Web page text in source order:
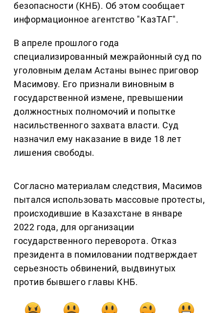
безопасности (КНБ). Об этом сообщает
информационное агентство "КазТАГ".
В апреле прошлого года
специализированный межрайонный суд по
уголовным делам Астаны вынес приговор
Масимову. Его признали виновным в
государственной измене, превышении
должностных полномочий и попытке
насильственного захвата власти. Суд
назначил ему наказание в виде 18 лет
лишения свободы.
Согласно материалам следствия, Масимов
пытался использовать массовые протесты,
происходившие в Казахстане в январе
2022 года, для организации
государственного переворота. Отказ
президента в помиловании подтверждает
серьезность обвинений, выдвинутых
против бывшего главы КНБ.